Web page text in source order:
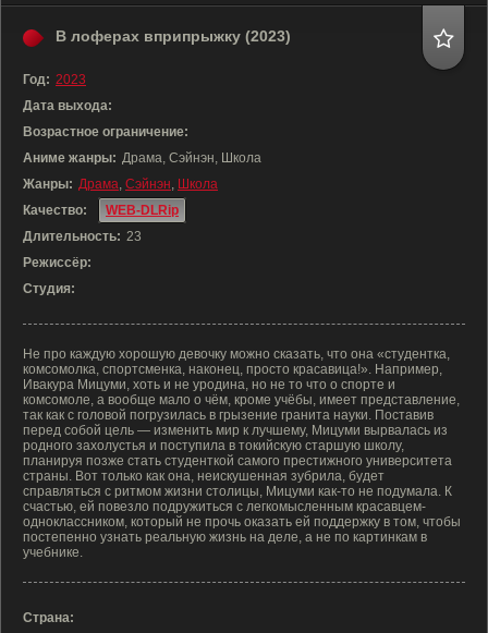
В лоферах вприпрыжку (2023)
Год: 2023
Дата выхода:
Возрастное ограничение:
Аниме жанры: Драма, Сэйнэн, Школа
Жанры: Драма, Сэйнэн, Школа
Качество:
WEB-DLRip
Длительность: 23
Режиссёр:
Студия:
Не про каждую хорошую девочку можно сказать, что она «студентка,
комсомолка, спортсменка, наконец, просто красавица!». Например,
Ивакура Мицуми, хоть и не уродина, но не то что о спорте и
комсомоле, а вообще мало о чём, кроме учёбы, имеет представление,
так как с головой погрузилась в грызение гранита науки. Поставив
перед собой цель — изменить мир к лучшему, Мицуми вырвалась из
родного захолустья и поступила в токийскую старшую школу,
планируя позже стать студенткой самого престижного университета
страны. Вот только как она, неискушенная зубрила, будет
справляться с ритмом жизни столицы, Мицуми как-то не подумала. К
счастью, ей повезло подружиться с легкомысленным красавцем-
одноклассником, который не прочь оказать ей поддержку в том, чтобы
постепенно узнать реальную жизнь на деле, а не по картинкам в
учебнике.
Страна: